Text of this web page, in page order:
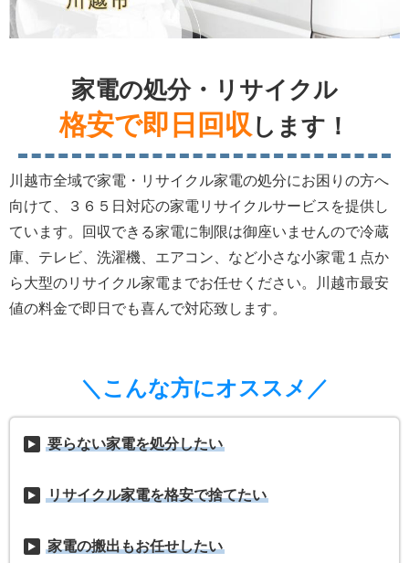
家電の処分・リサイクル
格安で即日回収します！
川越市全域で家電・リサイクル家電の処分にお困りの方へ
向けて、３６５日対応の家電リサイクルサービスを提供し
ています。回収できる家電に制限は御座いませんので冷蔵
庫、テレビ、洗濯機、エアコン、など小さな小家電１点か
ら大型のリサイクル家電までお任せください。川越市最安
値の料金で即日でも喜んで対応致します。
＼こんな方にオススメ／
要らない家電を処分したい
リサイクル家電を格安で捨てたい
家電の搬出もお任せしたい